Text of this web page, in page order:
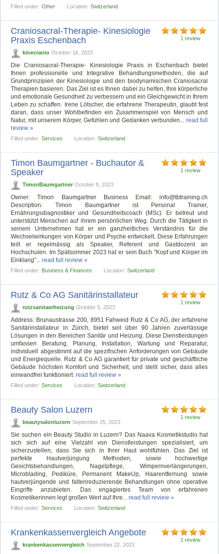
Filled under: Other Location: Switzerland
1 review
Craniosacral-Therapie- Kinesiologie
Praxis Eschenbach
kinecranio October 16, 2023
Die Craniosacral-Therapie- Kinesiologie Praxis in Eschenbach bietet
Ihnen professionelle und Integrative Behandlungsmethoden, die auf
Grundprinzipien der Kinesiologie und den biodynamischen Craniosacral
Therapien basieren. Das Ziel ist es Ihnen dabei zu helfen, Ihre körperliche
und emotionale Gesundheit zu verbessern und ein Gleichgewicht in Ihrem
Leben zu schaffen. Irene Lötscher, die erfahrene Therapeutin, glaubt fest
daran, dass unser Wohlbefinden ein Zusammenspiel von Mensch und
Natur, mit unserem Körper, Gefühlen und Gedanken verbunden... read full
review »
Filled under: Services Location: Switzerland
1 review
Timon Baumgartner - Buchautor &
Speaker
TimonBaumgartner October 8, 2023
Owner: Timon Baumgartner Business Email:info@tbtraining.ch
Description: Timon Baumgartner ist Personal Trainer,
Ernährungsdiagnostiker und Gesundheitscoach (MSc). Er betreut und
unterstützt Menschen auf ihrem persönlichen Weg. Durch die Tätigkeit in
seinem Unternehmen hat er ein ganzheitliches Verständnis für die
Wechselwirkungen von Körper und Psyche entwickelt. Diese Erfahrungen
teilt er regelmässig als Speaker, Referent und Gastdozent an
Hochschulen. Im Spätsommer 2023 hat er sein Buch "Kopf und Körper im
Einklang"...read full review »
Filled under: Business & Finances Location: Switzerland
1 review
Rutz & Co AG Sanitärinstallateur
rutzsanitaerheizung October 5, 2023
Address: Brunaustrasse 200, 8951 Fahweid Rutz & Co AG, der erfahrene
Sanitärinstallateur in Zürich, bietet seit über 90 Jahren zuverlässige
Lösungen in den Bereichen Sanitär und Heizung. Diese Dienstleistungen
umfassen Beratung, Planung, Installation, Wartung und Reparatur,
individuell abgestimmt auf die spezifischen Anforderungen von Gebäude
und Energiequelle. Rutz & Co AG garantiert für private und geschäftliche
Gebäude höchsten Komfort und Sicherheit, und stellt sicher, dass alles
einwandfrei funktioniert.read full review »
Filled under: Services Location: Switzerland
1 review
Beauty Salon Luzern
beautysalonluzern September 25, 2023
Sie suchen ein Beauty Studio in Luzern? Das Naava Kosmetikstudio hat
sich sich auf eine Vielzahl von Dienstleistungen spezialisiert, um
sicherzustellen, dass Sie sich in Ihrer Haut wohlfühlen. Das Ziel ist
perfekte Hautverjüngung Methoden, sowie hochwertige
Gesichtsbehandlungen, Nagelpflege, Wimpernverlängerungen,
Microblading, Pediküre, Permanent MakeUp, Haarentfernung sowie
hautverjüngende und faltenreduzierende Behandlungen ohne operative
Eingriffe anzubieten. Das engagiertes Team von erfahrenen
Kosmetikerinnen legt großen Wert auf Ihre...read full review »
Filled under: Services Location: Switzerland
1 review
Krankenkassenvergleich Angebote
krankenkassenvergleich September 22, 2023